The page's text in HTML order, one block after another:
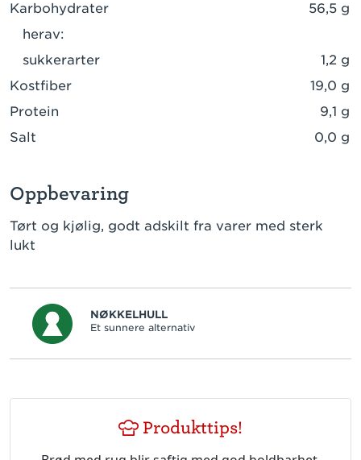
Karbohydrater
56,5 g
herav:
sukkerarter
1,2 g
Kostfiber
19,0 g
Protein
9,1 g
Salt
0,0 g
Oppbevaring
Tørt og kjølig, godt adskilt fra varer med sterk
lukt
NØKKELHULL
Et sunnere alternativ
Produkttips!